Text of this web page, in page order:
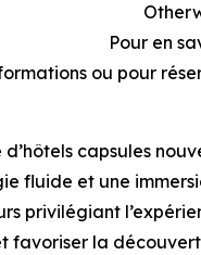
Pour en
ou pour
capsules
fluide et une
privilégiant
favoriser la